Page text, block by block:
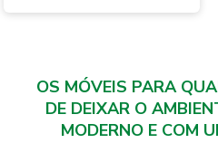
OS MÓVEIS PARA
DE DEIXAR O
MODERNO E COM